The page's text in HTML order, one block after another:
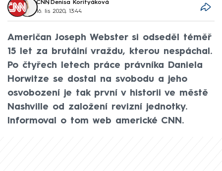
CNN, Denisa Korityáková
16. lis 2020, 13:44
Američan Joseph Webster si odseděl téměř
15 let za brutální vraždu, kterou nespáchal.
Po čtyřech letech práce právníka Daniela
Horwitze se dostal na svobodu a jeho
osvobození je tak první v historii ve městě
Nashville od založení revizní jednotky.
Informoval o tom web americké CNN.